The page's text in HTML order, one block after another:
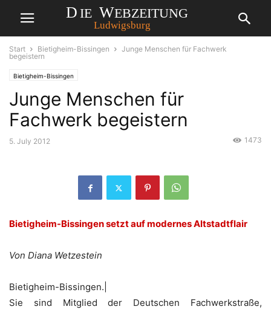
Start Bietigheim-Bissingen
Junge Menschen für Fachwerk
begeistern
Bietigheim-Bissingen
Junge Menschen für
Fachwerk begeistern
5. July 2012 1473
Bietigheim-Bissingen setzt auf modernes Altstadtflair
Von Diana Wetzestein
Bietigheim-Bissingen.|
Sie sind Mitglied der Deutschen Fachwerkstraße,